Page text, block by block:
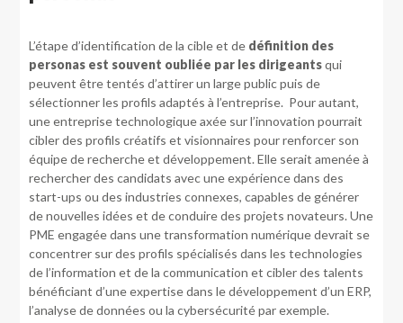
L’étape d’identification de la cible et de définition des
personas est souvent oubliée par les dirigeantsqui
peuvent être tentés d’attirer un large public puis de
sélectionner les profils adaptés à l’entreprise. Pour autant,
une entreprise technologique axée sur l’innovation pourrait
cibler des profils créatifs et visionnaires pour renforcer son
équipe de recherche et développement. Elle serait amenée à
rechercher des candidats avec une expérience dans des
start-ups ou des industries connexes, capables de générer
de nouvelles idées et de conduire des projets novateurs. Une
PME engagée dans une transformation numérique devrait se
concentrer sur des profils spécialisés dans les technologies
de l’information et de la communication et cibler des talents
bénéficiant d’une expertise dans le développement d’un ERP,
l’analyse de données ou la cybersécurité par exemple.